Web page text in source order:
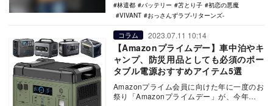
林遣都
バッテリー 苫とり子
初恋の悪魔
VIVANT
おっさんずラブ-リターンズ-
コラム 2023.07.11 10:14
【Amazonプライムデー】車中泊やキ
ャンプ、防災用品としても必須のポー
タブル電源おすすめアイテム5選
Amazonプライム会員に向けた年に一度のお
祭り「Amazonプライムデー」が、今年